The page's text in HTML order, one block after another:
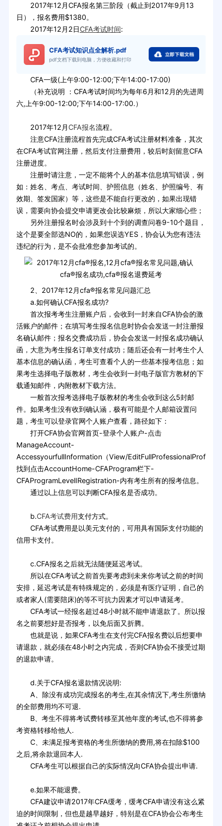
2017年12月CFA报名第三阶段（截止到2017年9月13
日），报名费用$1380。
2017年12月2日CFA考试时间:
CFA考试知识点全解析.pdf
pdf文档下载到电脑，方便收藏和打印
CFA一级(上午9:00-12:00;下午14:00-17:00)
（补充说明 ：CFA考试时间均为每年6月和12月的先进周
六,上午9:00-12:00;下午14:00-17:00.）
2017年12月 CFA报名流程。
注意CFA注册流程首先完成CFA考试注册材料准备，其次
在CFA考试官网注册，然后支付注册费用，较后时刻留意CFA
注册进度。
注册时请注意，一定不能将个人的基本信息填写错误，例
如：姓名、考点、考试时间、护照信息（姓名、护照编号、有
效期、签发国家）等，这些是不能自行更改的，如果出现错
误，需要向协会提交申请更改会比较麻烦，所以大家细心些；
另外注册报名时会涉及到十个到的调查问卷9-10个题目，
这个是要全部选NO的，如果您误选YES，协会认为您有违法
违纪的行为，是不会批准您参加考试的。
2、2017年12月cfa®报名常见问题汇总
a.如何确认CFA报名成功?
首次报考考生注册账户后，会收到一封来自CFA协会的激
活账户的邮件；在填写考生报名信息时协会会发送一封注册报
名确认邮件；报名交费成功后，协会会发送一封报名成功确认
函，大意为考生报名订单支付成功；随后还会有一封考生个人
基本信息的确认函，考生可查看个人的一些基本报考信息；如
果考生选择电子版教材，考生会收到一封电子版官方教材的下
载通知邮件，内附教材下载方法。
一般首次报考选择电子版教材的考生会收到这么5封邮
件。如果考生没有收到确认涵，极有可能是个人邮箱设置问
题，考生可以登录官网个人账户查看，路径如下：
打开CFA协会官网首页-登录个人账户-点击
ManageAccount-
AccessyourfullInformation（View/EditFullProfessionalProfile）
找到点击AccountHome-CFAProgram栏下-
CFAProgramLevelIRegistration-内有考生所有的报考信息。
通过以上信息可以判断CFA报名是否成功。
b.CFA考试费用支付方式。
CFA考试费用是以美元支付的，可用具有国际支付功能的
信用卡支付。
c.CFA报名之后就无法随便延迟考试。
所以在CFA考试之前首先要考虑到未来你考试之前的时间
安排，延迟考试是有特殊规定的，必须是有医疗证明，自己的
或者家人(需要陪床)的等不可抗力因素才可以申请延考。
CFA考试一经报名超过48小时就不能申请退款了。所以报
名之前要想好是否报考，以免后面又折腾。
也就是说，如果CFA考生在支付完CFA报名费以后想要申
请退款，就必须在48小时之内完成，否则CFA协会不接受过期
的退款申请。
d.关于CFA报名退款情况说明:
A、除没有成功完成报名的考生,在其余情况下,考生所缴纳
的全部费用均不可退.
B、考生不得将考试费转移至其他年度的考试,也不得将参
考资格转移给他人.
C、未满足报考资格的考生所缴纳的费用,将在扣除$100
之后,将余款退回本人.
CFA考生可以根据自己的实际情况向CFA协会提出申请.
e.如果不能退费。
CFA建议申请2017年CFA缓考，缓考CFA申请没有这么紧
迫的时间限制，但也是越早越好，特别是在CFA协会公布考生